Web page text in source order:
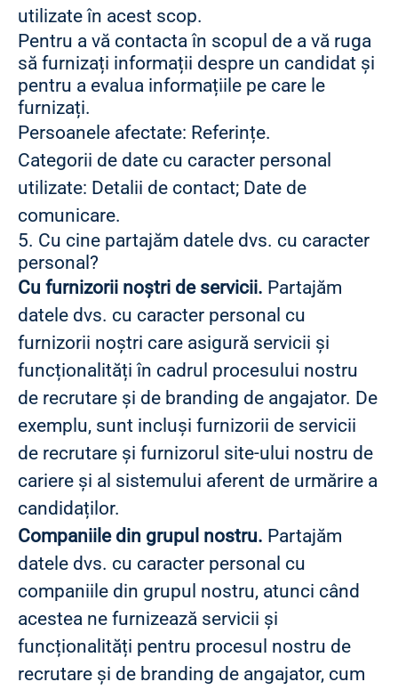
utilizate în acest scop.
Pentru a vă contacta în scopul de a vă ruga
să furnizați informații despre un candidat și
pentru a evalua informațiile pe care le
furnizați.
Persoanele afectate: Referințe.
Categorii de date cu caracter personal
utilizate: Detalii de contact; Date de
comunicare.
5. Cu cine partajăm datele dvs. cu caracter
personal?
Cu furnizorii noștri de servicii. Partajăm
datele dvs. cu caracter personal cu
furnizorii noștri care asigură servicii și
funcționalități în cadrul procesului nostru
de recrutare și de branding de angajator. De
exemplu, sunt incluși furnizorii de servicii
de recrutare și furnizorul site-ului nostru de
cariere și al sistemului aferent de urmărire a
candidaților.
Companiile din grupul nostru. Partajăm
datele dvs. cu caracter personal cu
companiile din grupul nostru, atunci când
acestea ne furnizează servicii și
funcționalități pentru procesul nostru de
recrutare și de branding de angajator, cum